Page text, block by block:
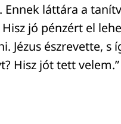
láttára a
jó pénzért el
Jézus észrevette, s
Hisz jót tett velem.”